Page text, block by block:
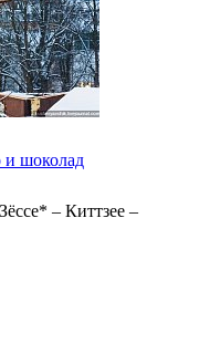
и шоколад
– Киттзее –